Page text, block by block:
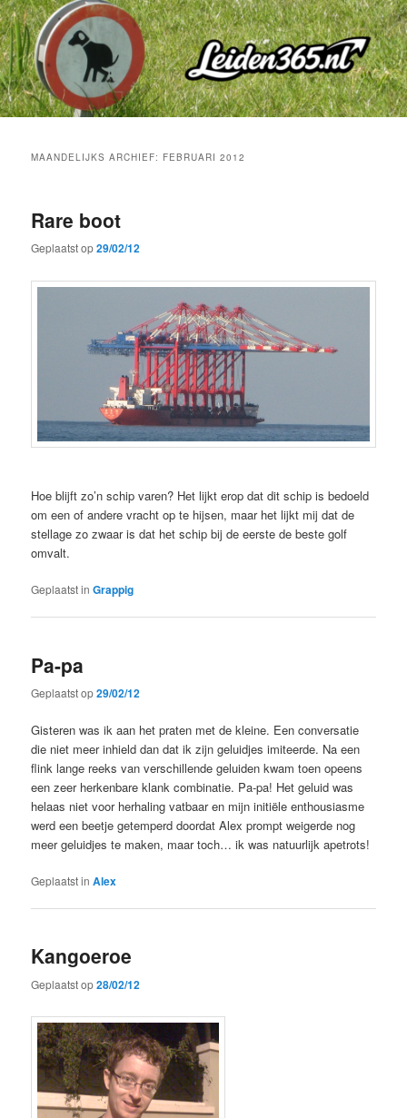
Spring
naar
de
primaire
inhoud
Spring
naar
de
secundaire
inhoud
MAANDELIJKS ARCHIEF: FEBRUARI 2012
Rare boot
Geplaatst op29/02/12
Hoe blijft zo’n schip varen? Het lijkt erop dat dit schip is bedoeld
om een of andere vracht op te hijsen, maar het lijkt mij dat de
stellage zo zwaar is dat het schip bij de eerste de beste golf
omvalt.
Geplaatst in Grappig
Pa-pa
Geplaatst op29/02/12
Gisteren was ik aan het praten met de kleine. Een conversatie
die niet meer inhield dan dat ik zijn geluidjes imiteerde. Na een
flink lange reeks van verschillende geluiden kwam toen opeens
een zeer herkenbare klank combinatie. Pa-pa! Het geluid was
helaas niet voor herhaling vatbaar en mijn initiële enthousiasme
werd een beetje getemperd doordat Alex prompt weigerde nog
meer geluidjes te maken, maar toch… ik was natuurlijk apetrots!
Geplaatst in Alex
Kangoeroe
Geplaatst op28/02/12